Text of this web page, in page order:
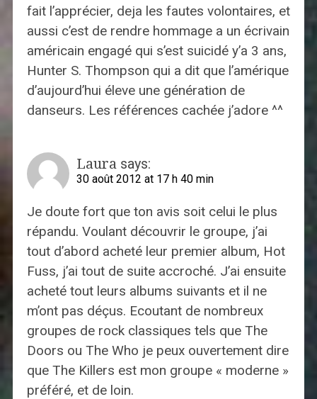
fait l’apprécier, deja les fautes volontaires, et
aussi c’est de rendre hommage a un écrivain
américain engagé qui s’est suicidé y’a 3 ans,
Hunter S. Thompson qui a dit que l’amérique
d’aujourd’hui éleve une génération de
danseurs. Les références cachée j’adore ^^
Laura says:
30 août 2012 at 17 h 40 min
Je doute fort que ton avis soit celui le plus
répandu. Voulant découvrir le groupe, j’ai
tout d’abord acheté leur premier album, Hot
Fuss, j’ai tout de suite accroché. J’ai ensuite
acheté tout leurs albums suivants et il ne
m’ont pas déçus. Ecoutant de nombreux
groupes de rock classiques tels que The
Doors ou The Who je peux ouvertement dire
que The Killers est mon groupe « moderne »
préféré, et de loin.